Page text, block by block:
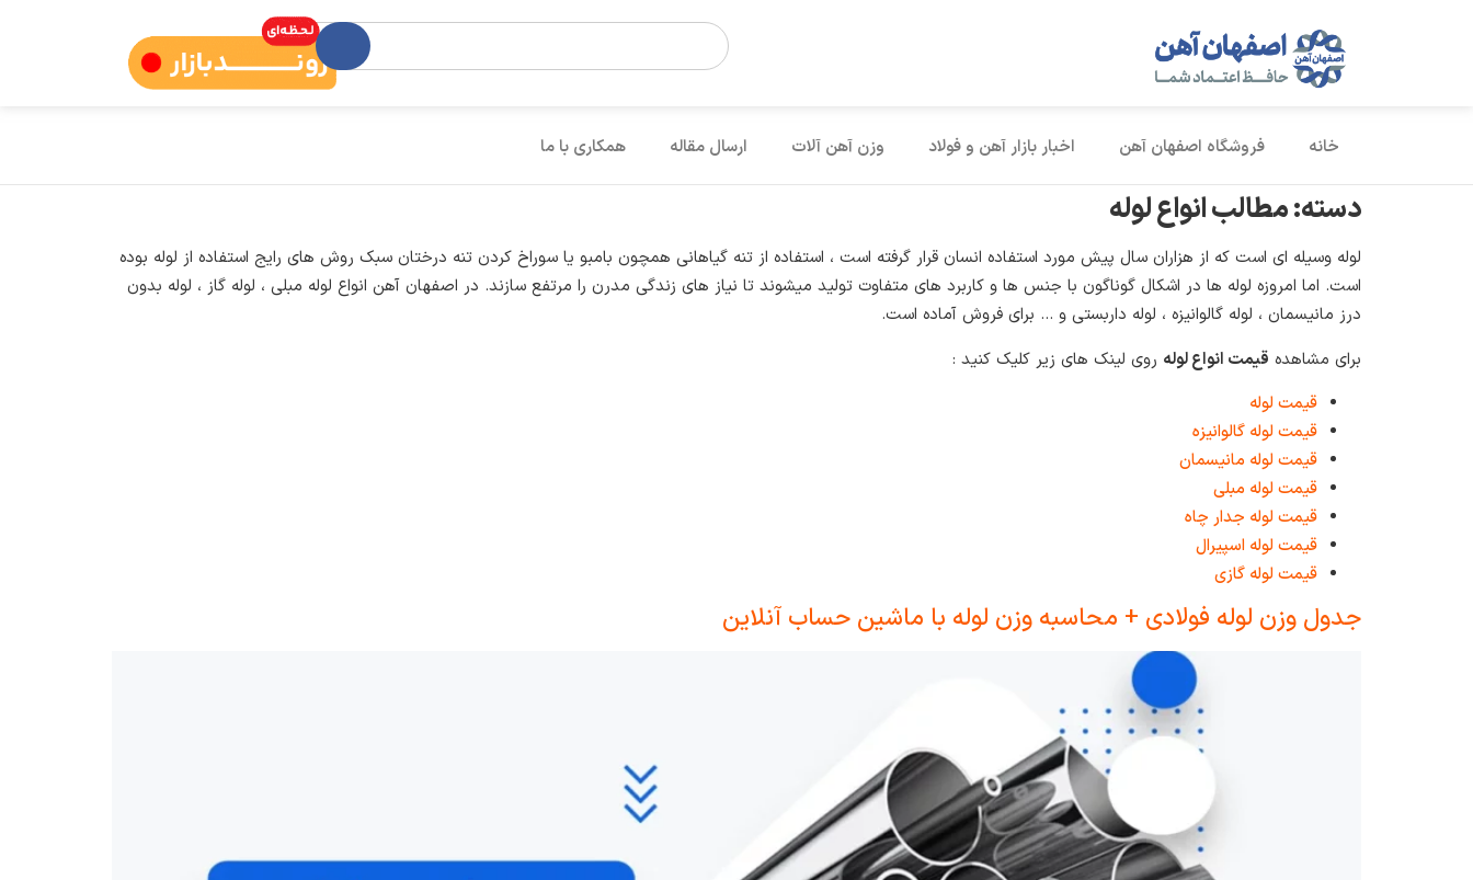
خانه فروشگاه اصفهان آهن اخبار بازار آهن و فولاد وزن آهن آلات ارسال مقاله همکاری با ما
دسته:مطالب انواع لوله
لوله وسیله ای است که از هزاران سال پیش مورد استفاده انسان قرار گرفته است ، استفاده از تنه گیاهانی همچون بامبو یا سوراخ کردن تنه درختان سبک روش های رایج استفاده از لوله بوده
است. اما امروزه لوله ها در اشکال گوناگون با جنس ها و کاربرد های متفاوت تولید میشوند تا نیاز های زندگی مدرن را مرتفع سازند. در اصفهان آهن انواع لوله مبلی ، لوله گاز ، لوله بدون
درز مانیسمان ، لوله گالوانیزه ، لوله داربستی و … برای فروش آماده است.
برای مشاهده قیمت انواع لوله روی لینک های زیر کلیک کنید :
قیمت لوله
قیمت لوله گالوانیزه
قیمت لوله مانیسمان
قیمت لوله مبلی
قیمت لوله جدار چاه
قیمت لوله اسپیرال
قیمت لوله گازی
جدول وزن لوله فولادی + محاسبه وزن لوله با ماشین حساب آنلاین